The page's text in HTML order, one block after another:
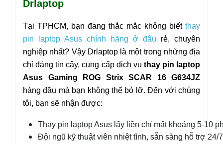
Drlaptop
Tại TPHCM, bạn đang thắc mắc không biết thay
pin laptop Asus chính hãng ở đâu
rẻ, chuyên
nghiệp nhất? Vậy Drlaptop là một trong những địa
chỉ đáng tin cậy, cung cấp dịch vụ thay pin laptop
Asus Gaming ROG Strix SCAR 16 G634JZ
hàng đầu mà bạn không thể bỏ lỡ. Đến với chúng
tôi, bạn sẽ nhận được:
Thay pin laptop Asus lấy liền chỉ mất khoảng 5-10
Đội ngũ kỹ thuật viên nhiệt tình, sẵn sàng hỗ trợ 24/